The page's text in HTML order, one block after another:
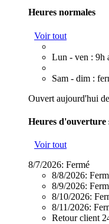
Heures normales
Voir tout
Lun - ven : 9h
Sam - dim :
Ouvert aujourd'hui
Heures d'ouverture
Voir tout
8/7/2026: Fermé
8/8/2026:
8/9/2026:
8/10/2026:
8/11/2026:
Retour client